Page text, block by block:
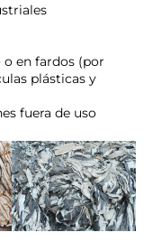
en fardos (por
plásticas y
fuera de uso